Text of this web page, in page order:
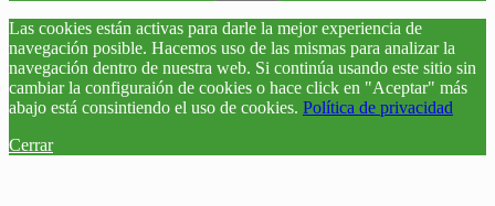
Las cookies están activas para darle la mejor experiencia de
navegación posible. Hacemos uso de las mismas para analizar la
navegación dentro de nuestra web. Si continúa usando este sitio sin
cambiar la configuraión de cookies o hace click en "Aceptar" más
abajo está consintiendo el uso de cookies. Política de privacidad
Cerrar